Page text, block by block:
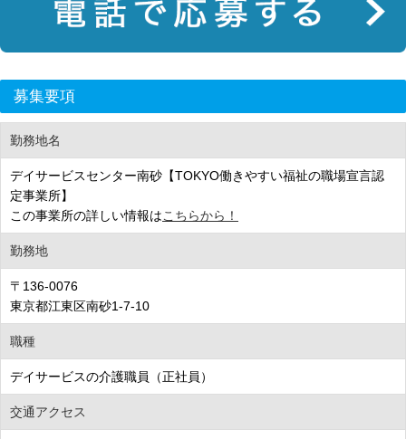
募集要項
勤務地名
デイサービスセンター南砂【TOKYO働きやすい福祉の職場宣言認
定事業所】
この事業所の詳しい情報はこちらから！
勤務地
〒136-0076
東京都江東区南砂1-7-10
職種
デイサービスの介護職員（正社員）
交通アクセス